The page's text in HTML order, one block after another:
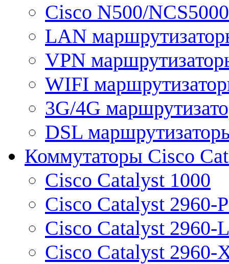
Cisco N500/
LAN
VPN
WIFI
3G/4G
DSL
Коммутаторы Cisco
Cisco Catalyst 1000
Cisco Catalyst 2960-
Cisco Catalyst 2960-L
Cisco Catalyst 2960-